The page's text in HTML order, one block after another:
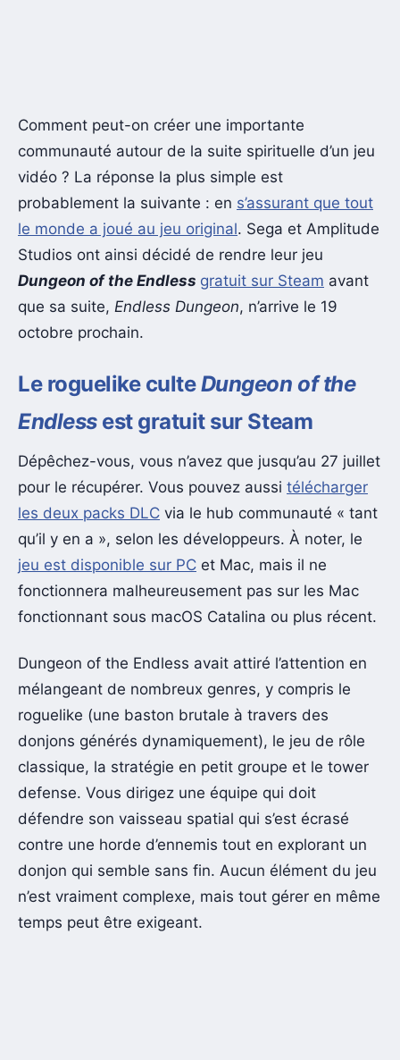
Comment peut-on créer une importante
communauté autour de la suite spirituelle d’un jeu
vidéo ? La réponse la plus simple est
probablement la suivante : en s’assurant que tout
le monde a joué au jeu original. Sega et Amplitude
Studios ont ainsi décidé de rendre leur jeu
Dungeon of the Endless gratuit sur Steam avant
que sa suite, Endless Dungeon, n’arrive le 19
octobre prochain.
Le roguelike culteDungeon of the
Endlessest gratuit sur Steam
Dépêchez-vous, vous n’avez que jusqu’au 27 juillet
pour le récupérer. Vous pouvez aussi télécharger
les deux packs DLC via le hub communauté « tant
qu’il y en a », selon les développeurs. À noter, le
jeu est disponible sur PC et Mac, mais il ne
fonctionnera malheureusement pas sur les Mac
fonctionnant sous macOS Catalina ou plus récent.
Dungeon of the Endless avait attiré l’attention en
mélangeant de nombreux genres, y compris le
roguelike (une baston brutale à travers des
donjons générés dynamiquement), le jeu de rôle
classique, la stratégie en petit groupe et le tower
defense. Vous dirigez une équipe qui doit
défendre son vaisseau spatial qui s’est écrasé
contre une horde d’ennemis tout en explorant un
donjon qui semble sans fin. Aucun élément du jeu
n’est vraiment complexe, mais tout gérer en même
temps peut être exigeant.